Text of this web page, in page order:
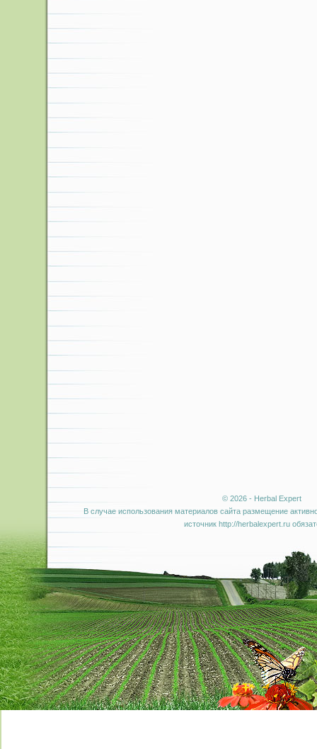
© 2026 - Herbal Expert
В случае использования материалов сайта размещение
источник http://herbalexpert.ru